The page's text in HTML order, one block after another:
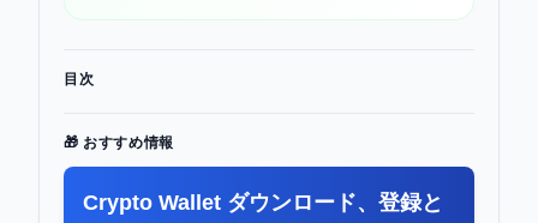
目次
🎁 おすすめ情報
Crypto Wallet ダウンロード、登録と